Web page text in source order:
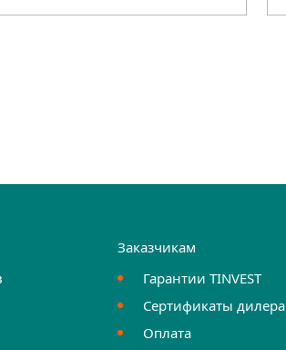
Заказчикам
Гарантии TINVEST
Сертификаты дилера
Оплата